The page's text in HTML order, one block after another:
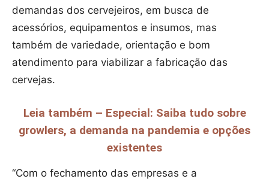
demandas dos cervejeiros, em busca de
acessórios, equipamentos e insumos, mas
também de variedade, orientação e bom
atendimento para viabilizar a fabricação das
cervejas.
Leia também – Especial: Saiba tudo sobre
growlers, a demanda na pandemia e opções
existentes
“Com o fechamento das empresas e a